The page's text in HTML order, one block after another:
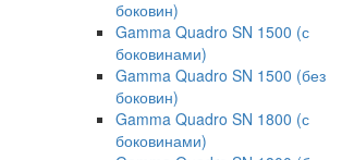
боковин)
Gamma Quadro SN 1500 (с
боковинами)
Gamma Quadro SN 1500 (без
боковин)
Gamma Quadro SN 1800 (с
боковинами)